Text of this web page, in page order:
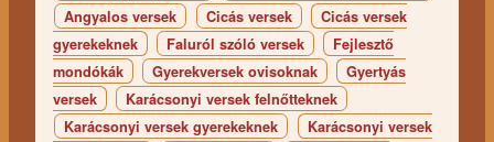
Angyalos versek
Cicás versek
Cicás versek
gyerekeknek
Faluról szóló versek
Fejlesztő
mondókák
Gyerekversek ovisoknak
Gyertyás
versek
Karácsonyi versek felnőtteknek
Karácsonyi versek gyerekeknek
Karácsonyi versek